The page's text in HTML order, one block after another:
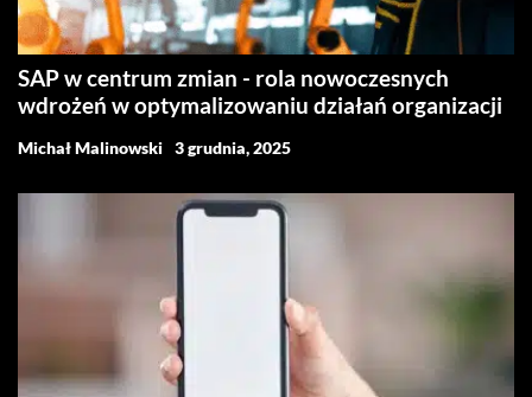
SAP w centrum zmian - rola nowoczesnych
wdrożeń w optymalizowaniu działań organizacji
Michał Malinowski 3 grudnia, 2025